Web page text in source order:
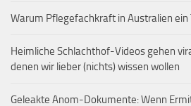
Warum Pflegefachkraft in Australien ein
Heimliche Schlachthof-Videos gehen
denen wir lieber (nichts) wissen wollen
Geleakte Anom-Dokumente: Wenn